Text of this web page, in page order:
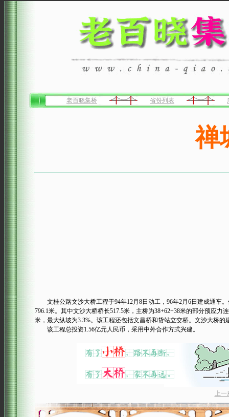
老百晓集桥 省份列表
禅
文桂公路文沙大桥工程于94年12月8日动工，96年2月6日建成通车
796.1米。其中文沙大桥桥长517.5米，主桥为38+62+38米的部分预应
米，最大纵坡为3.3%。该工程还包括文昌桥和货站立交桥。文沙大桥
该工程总投资1.56亿元人民币，采用中外合作方式兴建。
上一